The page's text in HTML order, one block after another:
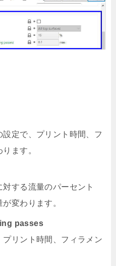
定で、プリント時間、フ
ます。
する流量のパーセント
変わります。
passes
リント時間、フィラメン